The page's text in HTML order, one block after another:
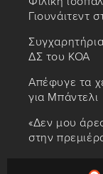
Γιουνάιτεντ
ΔΣ του ΚΟΑ
Απέφυγε τα
για Μπάντελι
«Δεν μου
στην